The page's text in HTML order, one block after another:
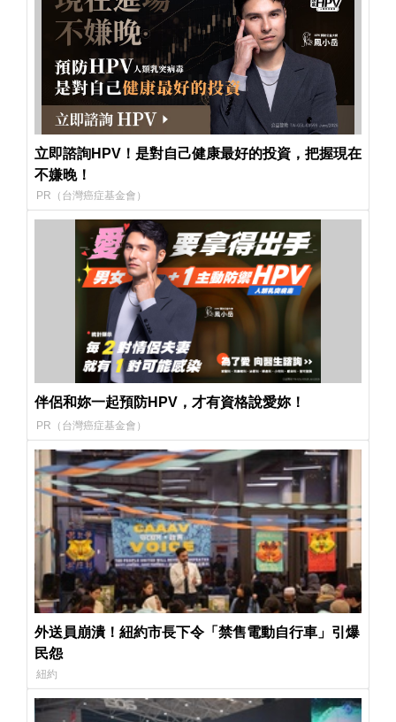
立即諮詢HPV！是對自己健康最好的投資，把握現在
不嫌晚！
PR（台灣癌症基金會）
伴侶和妳一起預防HPV，才有資格說愛妳！
PR（台灣癌症基金會）
外送員崩潰！紐約市長下令「禁售電動自行車」引爆
民怨
紐約